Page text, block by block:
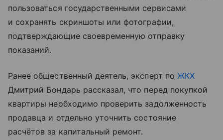
пользоваться государственными сервисами
и сохранять скриншоты или фотографии,
подтверждающие своевременную отправку
показаний.
Ранее общественный деятель, эксперт по ЖКХ
Дмитрий Бондарь рассказал, что перед покупкой
квартиры необходимо проверить задолженность
продавца и отдельно уточнить состояние
расчётов за капитальный ремонт.